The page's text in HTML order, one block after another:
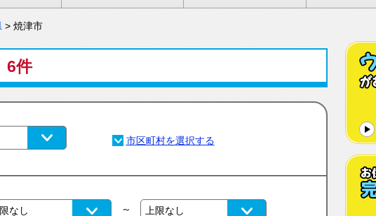
在宅介護サービスについて
認知症について
生活保護について
老人ホーム探しが
老人ホーム探し無
ウチシルベのメリ
ウチシルベFC加
> 焼津市
6件
～